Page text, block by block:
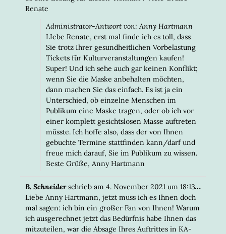
Renate
Administrator-Antwort von: Anny Hartmann
LIebe Renate, erst mal finde ich es toll, dass
Sie trotz Ihrer gesundheitlichen Vorbelastung
Tickets für Kulturveranstaltungen kaufen!
Super! Und ich sehe auch gar keinen Konflikt;
wenn Sie die Maske anbehalten möchten,
dann machen Sie das einfach. Es ist ja ein
Unterschied, ob einzelne Menschen im
Publikum eine Maske tragen, oder ob ich vor
einer komplett gesichtslosen Masse auftreten
müsste. Ich hoffe also, dass der von Ihnen
gebuchte Termine stattfinden kann/darf und
freue mich darauf, Sie im Publikum zu wissen.
Beste Grüße, Anny Hartmann
B. Schneider schrieb am 4. November 2021 um 18:13
Liebe Anny Hartmann, jetzt muss ich es Ihnen doch
mal sagen: ich bin ein großer Fan von Ihnen! Warum
ich ausgerechnet jetzt das Bedürfnis habe Ihnen das
mitzuteilen, war die Absage Ihres Auftrittes in KA-
...DIESE